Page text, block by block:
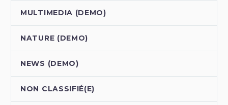
MULTIMEDIA (DEMO)
NATURE (DEMO)
NEWS (DEMO)
NON CLASSIFIÉ(E)